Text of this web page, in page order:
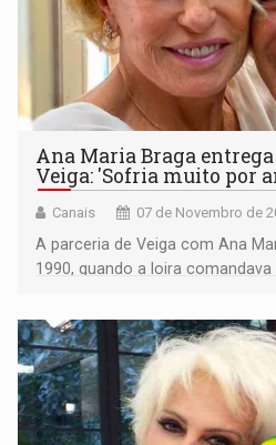
Ana Maria Braga
Veiga: 'Sofria muito por
Canais 07 de Novembro de
A parceria de Veiga com Ana
1990, quando a loira comandava